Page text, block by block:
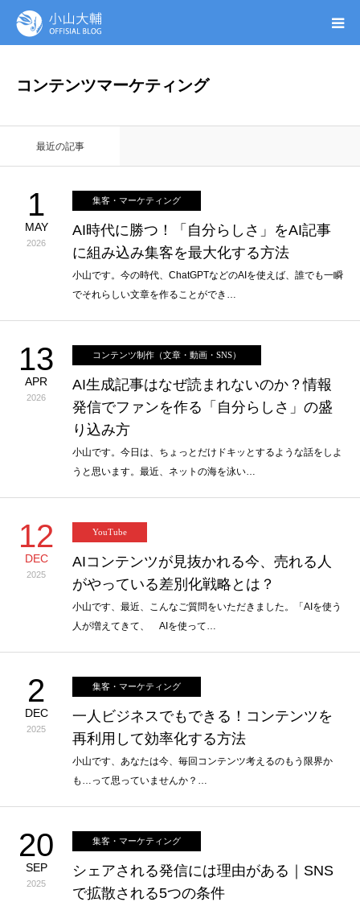
コンテンツマーケティング
最近の記事
1
MAY
2026
集客・マーケティング
AI時代に勝つ！「自分らしさ」をAI記事
に組み込み集客を最大化する方法
小山です。今の時代、ChatGPTなどのAIを使えば、誰でも一瞬
でそれらしい文章を作ることができ…
13
APR
2026
コンテンツ制作（文章・動画・SNS）
AI生成記事はなぜ読まれないのか？情報
発信でファンを作る「自分らしさ」の盛
り込み方
小山です。今日は、ちょっとだけドキッとするような話をしよ
うと思います。最近、ネットの海を泳い…
12
DEC
2025
YouTube
AIコンテンツが見抜かれる今、売れる人
がやっている差別化戦略とは？
小山です、最近、こんなご質問をいただきました。「AIを使う
人が増えてきて、 AIを使って…
2
DEC
2025
集客・マーケティング
一人ビジネスでもできる！コンテンツを
再利用して効率化する方法
小山です、あなたは今、毎回コンテンツ考えるのもう限界か
も…って思っていませんか？…
20
SEP
2025
集客・マーケティング
シェアされる発信には理由がある｜SNS
で拡散される5つの条件
無料ガイドブック
オンシク本
プロフィール